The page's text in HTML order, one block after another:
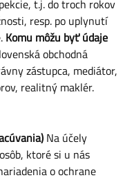
t.j. do troch rokov
resp. po uplynutí
Komu môžu byť údaje
obchodná
zástupca, mediátor,
realitný maklér.
Na účely
ktoré si u nás
o ochrane